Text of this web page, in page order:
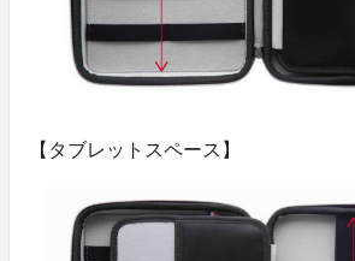
【タブレットスペース】